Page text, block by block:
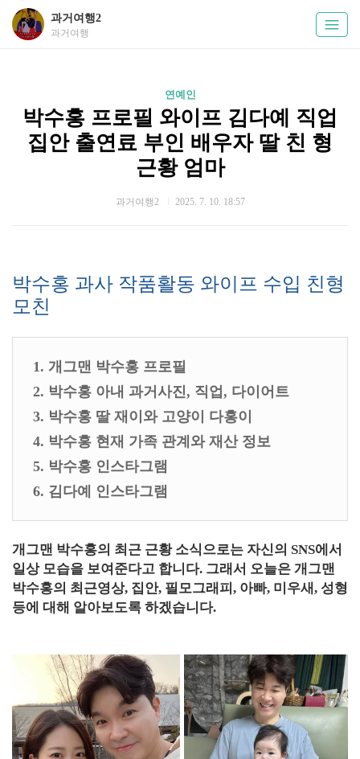
과거여행2
과거여행
연예인
박수홍 프로필 와이프 김다예 직업
집안 출연료 부인 배우자 딸 친 형
근황 엄마
과거여행2 2025. 7. 10. 18:57
박수홍 과사 작품활동 와이프 수입 친형
모친
1. 개그맨 박수홍 프로필
2. 박수홍 아내 과거사진, 직업, 다이어트
3. 박수홍 딸 재이와 고양이 다홍이
4. 박수홍 현재 가족 관계와 재산 정보
5. 박수홍 인스타그램
6. 김다예 인스타그램
개그맨 박수홍의 최근 근황 소식으로는 자신의 SNS에서
일상 모습을 보여준다고 합니다. 그래서 오늘은 개그맨
박수홍의 최근영상, 집안, 필모그래피, 아빠, 미우새, 성형
등에 대해 알아보도록 하겠습니다.